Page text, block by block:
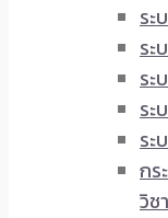
ระ
ระ
ระ
ระ
ระ
กร
วิช